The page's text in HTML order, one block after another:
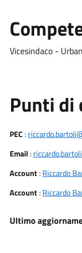
Vicesindaco -
Punti
PEC :
Email:
Account: Riccardo
Account: Riccardo
Ultimo